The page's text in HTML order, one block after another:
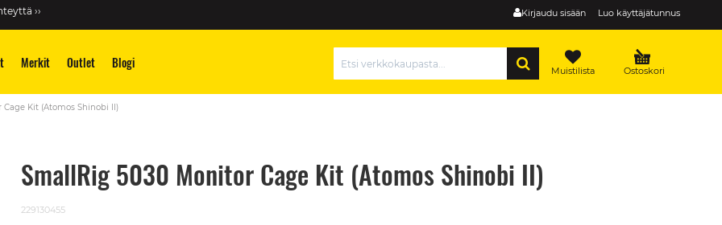
Kirjaudu sisään Luo käyttäjätunnus
››
Merkit Outlet Blogi Ostoskori
Muistilista
Kit (Atomos Shinobi II)
SmallRig 5030 Monitor Cage Kit (Atomos Shinobi II)
229130455